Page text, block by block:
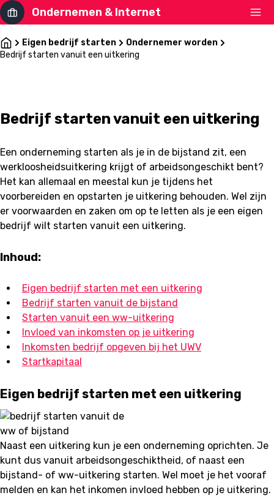
Ondernemen & Internet
Eigen bedrijf starten
Ondernemer worden
Bedrijf starten vanuit een uitkering
Bedrijf starten vanuit een uitkering
Een onderneming starten als je in de bijstand zit, een
werkloosheidsuitkering krijgt of arbeidsongeschikt bent?
Het kan allemaal en meestal kun je tijdens het
voorbereiden en opstarten je uitkering behouden. Wel zijn
er voorwaarden en zaken om op te letten als je een eigen
bedrijf wilt starten vanuit een uitkering.
Inhoud:
Eigen bedrijf starten met een uitkering
Bedrijf starten vanuit de bijstand
Starten vanuit een ww-uitkering
Invloed van inkomsten op je uitkering
Inkomsten bedrijf opgeven bij het UWV
Startkapitaal
Eigen bedrijf starten met een uitkering
Naast een uitkering kun je een onderneming oprichten. Je
kunt dus vanuit arbeidsongeschiktheid, of naast een
bijstand- of ww-uitkering starten. Wel moet je het vooraf
melden en kan het inkomen invloed hebben op je uitkering.